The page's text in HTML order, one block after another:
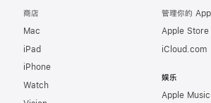
商店
Mac
iPad
iPhone
Watch
管理你的
Apple Store
iCloud.com
娱乐
Apple Music